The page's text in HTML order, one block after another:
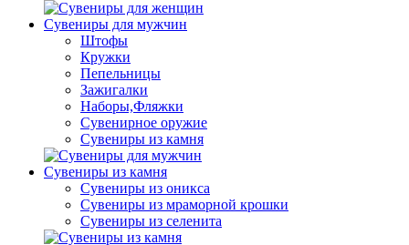
Сувениры для мужчин
Штофы
Кружки
Пепельницы
Зажигалки
Наборы,Фляжки
Сувенирное оружие
Сувениры из камня
Сувениры из камня
Сувениры из оникса
Сувениры из мраморной крошки
Сувениры из селенита